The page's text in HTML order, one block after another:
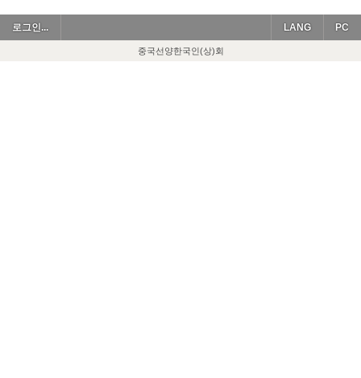
로그인... PC
LANG
중국선양한국인(상)회